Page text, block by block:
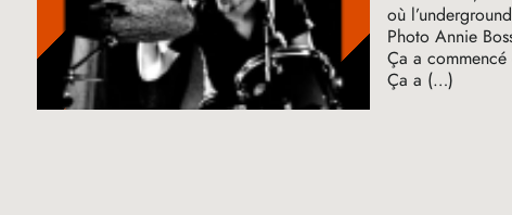
où
Photo Annie
Ça a
Ça a (…)